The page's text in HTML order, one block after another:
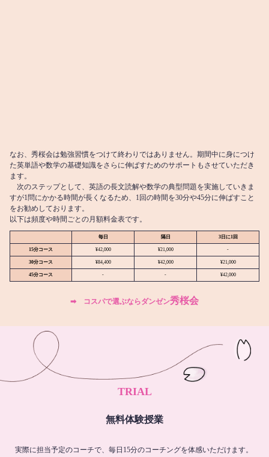
なお、秀桜会は勉強習慣をつけて終わりではありません。期間中に身につけ
た英単語や数学の基礎知識をさらに伸ばすためのサポートもさせていただき
ます。
次のステップとして、英語の長文読解や数学の典型問題を実施していきま
すが1問にかかる時間が長くなるため、1回の時間を30分や45分に伸ばすこと
をお勧めしております。
以下は頻度や時間ごとの月額料金表です。
毎日 隔日 3日に1回
15分コース ¥42,000 ¥21,000 -
30分コース ¥84,400 ¥42,000 ¥21,000
45分コース - - ¥42,000
➡︎ コスパで選ぶならダンゼン秀桜会
TRIAL
無料体験授業
実際に担当予定のコーチで、毎日15分のコーチングを体感いただけます。